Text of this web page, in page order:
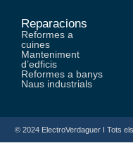
Reparacions
Reformes a
cuines
Manteniment
d’edficis
Reformes a banys
Naus industrials
© 2024 ElectroVerdaguer I Tots